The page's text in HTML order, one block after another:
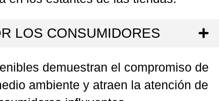
LOS CONSUMIDORES
demuestran el compromiso de
ambiente y atraen la atención de